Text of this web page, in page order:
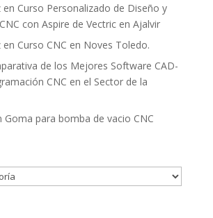
en Curso Personalizado de Diseño y
con Aspire de Vectric en Ajalvir
en Curso CNC en Noves Toledo.
de los Mejores Software CAD-
CNC en el Sector de la
Goma para bomba de vacio CNC